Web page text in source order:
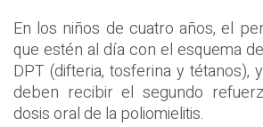
En los niños de cuatro años, el
que estén al día con el esquema
DPT (difteria, tosferina y tétanos),
deben recibir el segundo
dosis oral de la poliomielitis.